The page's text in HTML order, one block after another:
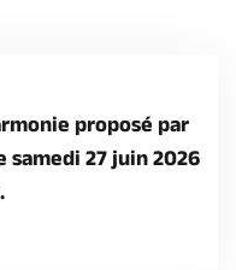
proposé par
samedi 27 juin 2026